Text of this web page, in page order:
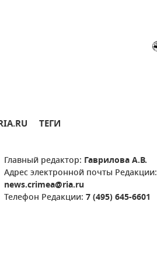
ТЕГИ
Главный редактор: Гаврилова А.В.
Адрес электронной почты Редакции:
news.crimea@ria.ru
Телефон Редакции: 7 (495) 645-6601